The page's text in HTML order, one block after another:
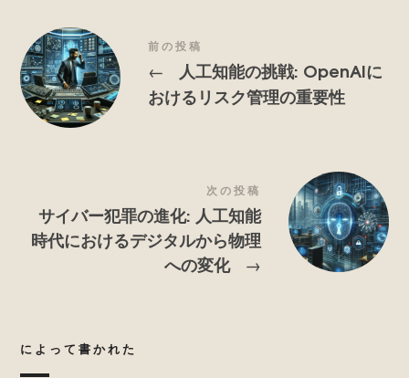
進
し
ま
す.
前の投稿
←
人工知能の挑戦: OpenAIに
おけるリスク管理の重要性
次の投稿
サイバー犯罪の進化: 人工知能
時代におけるデジタルから物理
への変化
→
によって書かれた